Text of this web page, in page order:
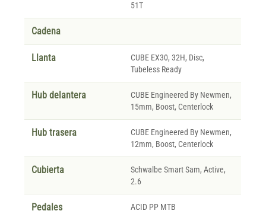
51T
Cadena
Llanta
CUBE EX30, 32H, Disc,
Tubeless Ready
Hub delantera
CUBE Engineered By Newmen,
15mm, Boost, Centerlock
Hub trasera
CUBE Engineered By Newmen,
12mm, Boost, Centerlock
Cubierta
Schwalbe Smart Sam, Active,
2.6
Pedales ACID PP MTB